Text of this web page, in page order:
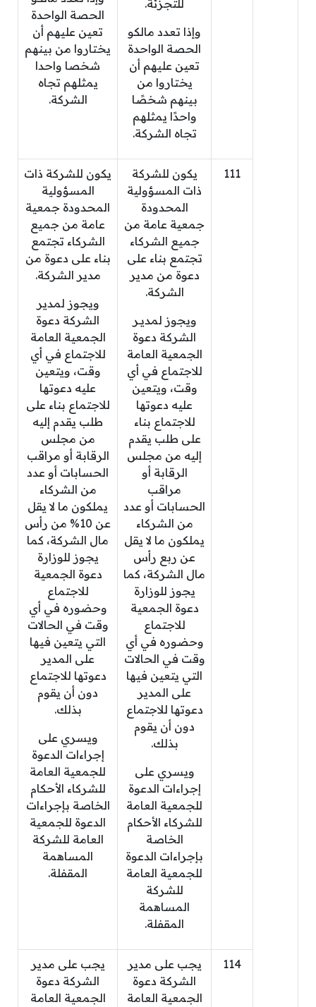
للتجزئة.
وإذا تعدد مالكو
الحصة الواحدة
تعين عليهم أن
يختاروا من
بينهم شخصًا
واحدًا يمثلهم
تجاه الشركة.
الحصة الواحدة
تعين عليهم أن
يختاروا من بينهم
شخصا واحدا
يمثلهم تجاه
الشركة.
111
يكون للشركة
ذات المسؤولية
المحدودة
جمعية عامة من
جميع الشركاء
تجتمع بناء على
دعوة من مدير
الشركة.
ويجوز لمديـر
الشركة دعوة
الجمعية العامة
للاجتماع في أي
وقت، ويتعين
عليه دعوتها
للاجتماع بناء
على طلب يقدم
إليه من مجلس
الرقابة أو
مراقب
الحسابات أو عدد
من الشركاء
يملكون ما لا يقل
عن ربع رأس
مال الشركة، كما
يجوز للوزارة
دعوة الجمعية
للاجتماع
وحضوره في أي
وقت في الحالات
التي يتعين فيها
على المدير
دعوتها للاجتماع
دون أن يقوم
بذلك.
ويسري على
إجراءات الدعوة
للجمعية العامة
للشركاء الأحكام
الخاصة
بإجراءات الدعوة
للجمعية العامة
للشركة
المساهمة
المقفلة.
يكون للشركة ذات
المسؤولية
المحدودة جمعية
عامة من جميع
الشركاء تجتمع
بناء على دعوة من
مدير الشركة.
ويجوز لمدير
الشركة دعوة
الجمعية العامة
للاجتماع في أي
وقت، ويتعين
عليه دعوتها
للاجتماع بناء على
طلب يقدم إليه
من مجلس
الرقابة أو مراقب
الحسابات أو عدد
من الشركاء
يملكون ما لا يقل
عن 10% من رأس
مال الشركة، كما
يجوز للوزارة
دعوة الجمعية
للاجتماع
وحضوره في أي
وقت في الحالات
التي يتعين فيها
على المدير
دعوتها للاجتماع
دون أن يقوم
بذلك.
ويسري على
إجراءات الدعوة
للجمعية العامة
للشركاء الأحكام
الخاصة بإجراءات
الدعوة للجمعية
العامة للشركة
المساهمة
المقفلة.
114
يجب على مدير
الشركة دعوة
الجمعية العامة
يجب على مدير
الشركة دعوة
الجمعية العامة